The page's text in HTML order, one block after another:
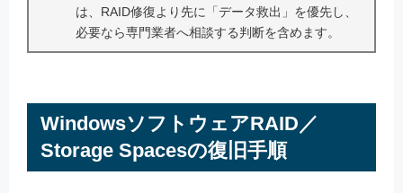
は、RAID修復より先に「データ救出」を優先し、
必要なら専門業者へ相談する判断を含めます。
WindowsソフトウェアRAID／
Storage Spacesの復旧手順